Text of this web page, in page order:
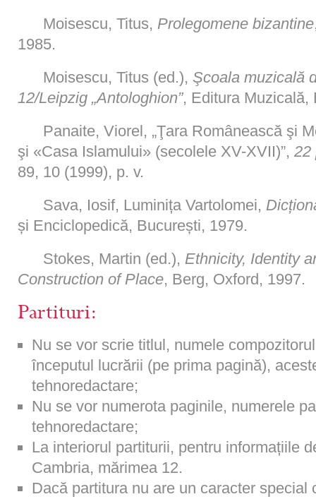
Moisescu, Titus, Prolegomene bizantine
1985.
Moisescu, Titus (ed.), Şcoala muzicală
12/Leipzig „Antologhion”, Editura Muzicală,
Panaite, Viorel, „Ţara Românească şi
şi «Casa Islamului» (secolele XV-XVII)”, 22
89, 10 (1999), p. v.
Sava, Iosif, Luminița Vartolomei,
și Enciclopedică, București, 1979.
Stokes, Martin (ed.), Ethnicity, Identity
Construction of Place, Berg, Oxford, 1997.
Partituri:
Nu se vor scrie titlul, numele
începutul lucrării (pe prima pagină),
tehnoredactare;
Nu se vor numerota paginile, numerele
tehnoredactare;
La interiorul partiturii, pentru informațiile
Cambria, mărimea 12.
Dacă partitura nu are un caracter